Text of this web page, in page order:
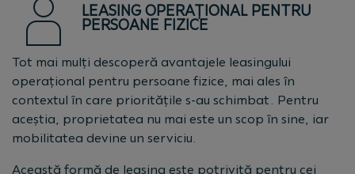
LEASING OPERAȚIONAL PENTRU
PERSOANE FIZICE
Tot mai mulți descoperă avantajele leasingului
operațional pentru persoane fizice, mai ales în
contextul în care prioritățile s-au schimbat. Pentru
aceștia, proprietatea nu mai este un scop în sine, iar
mobilitatea devine un serviciu.
Această formă de leasing este potrivită pentru cei